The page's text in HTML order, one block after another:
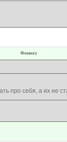
Феникс
про себя, а их не